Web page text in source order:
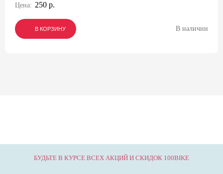
Цена: 250 р.
В КОРЗИНУ
В КОРЗИНУ
В КОРЗИНУ В наличии
БУДЬТЕ В КУРСЕ ВСЕХ АКЦИЙ И СКИДОК 100BIKE